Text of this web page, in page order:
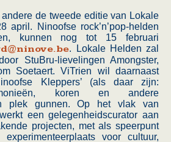
de tweede editie van Lokale
april. Ninoofse rock’n’pop-helden
kunnen nog tot 15 februari
. Lokale Helden zal
StuBru-lievelingen Amongster,
Soetaert. ViTrien wil daarnaast
Kleppers’ (als daar zijn:
koren en andere
plek gunnen. Op het vlak van
een gelegenheidscurator aan
projecten, met als speerpunt
voor cultuur,